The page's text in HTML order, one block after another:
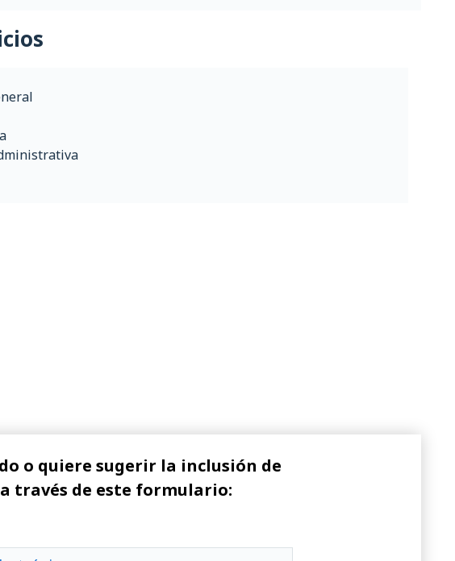
o quiere sugerir la inclusión de
través de este formulario: